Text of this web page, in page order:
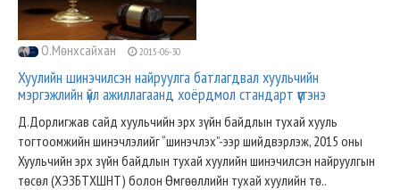
О.Мөнхсайхан 2015-06-30
Хуулийн шинэчилсэн найруулга батлагдвал хуульчийн
мэргэжлийн үйл ажиллагаанд хоёрдмол стандарт үүсгэнэ
Д.Дорлигжав сайд хуульчийн эрх зүйн байдлын тухай хууль
тогтоомжийн шинэчлэлийг “шинэчлэх”-ээр шийдвэрлэж, 2015 оны
Хуульчийн эрх зүйн байдлын тухай хуулийн шинэчилсэн найруулгын
төсөл (ХЭЗБТХШНТ) болон Өмгөөллийн тухай хуулийн тө..